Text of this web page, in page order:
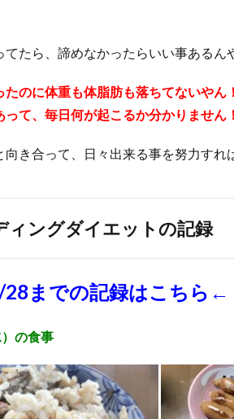
てたら、諦めなかったらいい事あるん
たのに体重も体脂肪も落ちてないや
て、毎日何が起こるか分かりません！
向き合って、日々出来る事を努力すれ
ィングダイエットの記録
までの記録はこちら←
の食事